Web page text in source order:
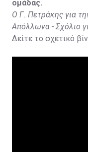
ομάδας.
Ο Γ. Πετράκης για
Απόλλωνα - Σχόλιο
Δείτε το σχετικό